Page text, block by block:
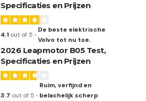
Specificaties en Prijzen
4.1 out of 5
De beste elektrische
Volvo tot nu toe.
2026 Leapmotor B05 Test,
Specificaties en Prijzen
3.7 out of 5
Ruim, verfijnd en
belachelijk scherp